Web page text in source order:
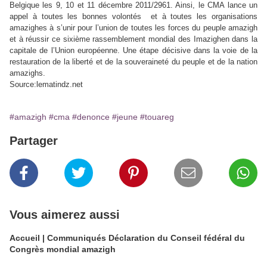
Belgique les 9, 10 et 11 décembre 2011/2961. Ainsi, le CMA lance un
appel à toutes les bonnes volontés et à toutes les organisations
amazighes à s’unir pour l’union de toutes les forces du peuple amazigh
et à réussir ce sixième rassemblement mondial des Imazighen dans la
capitale de l’Union européenne. Une étape décisive dans la voie de la
restauration de la liberté et de la souveraineté du peuple et de la nation
amazighs.
Source:lematindz.net
#amazigh #cma #denonce #jeune #touareg
Partager
Vous aimerez aussi
Accueil | Communiqués Déclaration du Conseil fédéral du
Congrès mondial amazigh